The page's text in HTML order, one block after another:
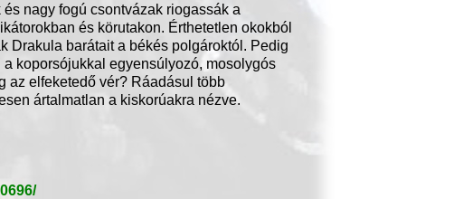
nagy fogú csontvázak riogassák a
és körutakon. Érthetetlen okokból
Drakula barátait a békés polgároktól. Pedig
koporsójukkal egyensúlyozó, mosolygós
az elfeketedő vér? Ráadásul több
ártalmatlan a kiskorúakra nézve.